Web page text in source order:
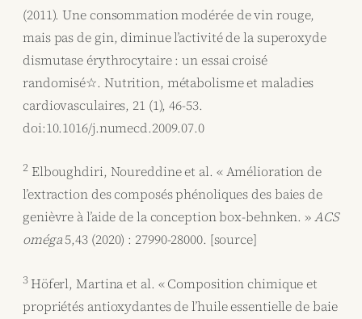
(2011). Une consommation modérée de vin rouge,
mais pas de gin, diminue l’activité de la superoxyde
dismutase érythrocytaire : un essai croisé
randomisé☆. Nutrition, métabolisme et maladies
cardiovasculaires, 21 (1), 46-53.
doi:10.1016/j.numecd.2009.07.0
2Elboughdiri, Noureddine et al. « Amélioration de
l’extraction des composés phénoliques des baies de
genièvre à l’aide de la conception box-behnken. »ACS
oméga5,43 (2020) : 27990-28000. [source]
3 Höferl, Martina et al. « Composition chimique et
propriétés antioxydantes de l’huile essentielle de baie